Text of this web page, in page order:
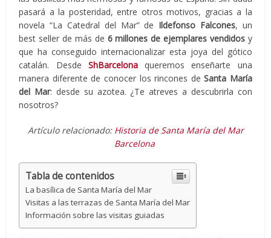
pasará a la posteridad, entre otros motivos, gracias a la
novela “La Catedral del Mar” de Ildefonso Falcones, un
best seller de más de 6 millones de ejemplares vendidosy
que ha conseguido internacionalizar esta joya del gótico
catalán. Desde ShBarcelona queremos enseñarte una
manera diferente de conocer los rincones deSanta María
del Mar: desde su azotea. ¿Te atreves a descubrirla con
nosotros?
Artículo relacionado: Historia de Santa María del Mar
Barcelona
Tabla de contenidos
La basílica de Santa María del Mar
Visitas a las terrazas de Santa María del Mar
Información sobre las visitas guiadas